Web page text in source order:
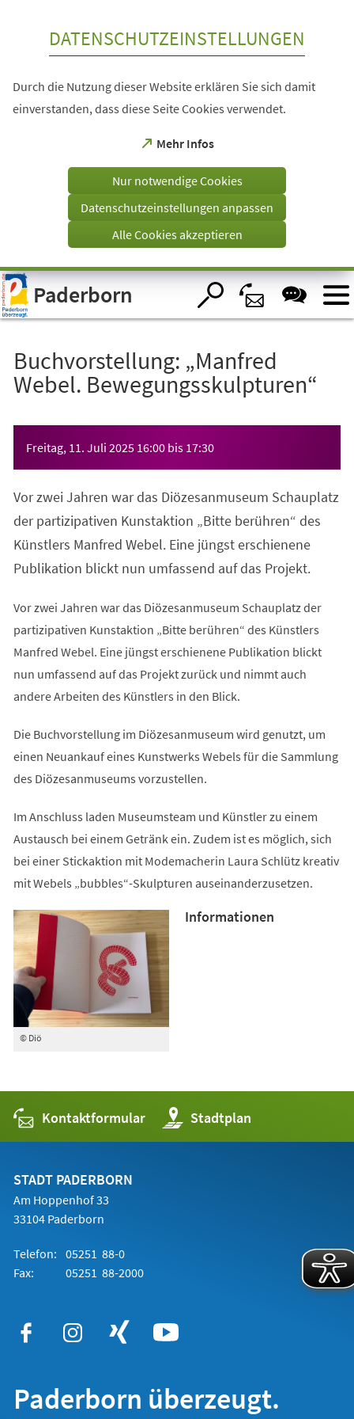
Visuelle
Assistenzsoftware
öffnen.
DATENSCHUTZEINSTELLUNGEN
Durch die Nutzung dieser Website erklären Sie sich damit
einverstanden, dass diese Seite Cookies verwendet.
Mehr Infos
(Öffnet
einem
Tab)
Nur notwendige Cookies
Datenschutzeinstellungen anpassen
Alle Cookies akzeptieren
Paderborn
Buchvorstellung: „Manfred
Webel. Bewegungsskulpturen“
Freitag, 11. Juli 2025 16:00 bis 17:30
Vor zwei Jahren war das Diözesanmuseum Schauplatz
der partizipativen Kunstaktion „Bitte berühren“ des
Künstlers Manfred Webel. Eine jüngst erschienene
Publikation blickt nun umfassend auf das Projekt.
Vor zwei Jahren war das Diözesanmuseum Schauplatz der
partizipativen Kunstaktion „Bitte berühren“ des Künstlers
Manfred Webel. Eine jüngst erschienene Publikation blickt
nun umfassend auf das Projekt zurück und nimmt auch
andere Arbeiten des Künstlers in den Blick.
Die Buchvorstellung im Diözesanmuseum wird genutzt, um
einen Neuankauf eines Kunstwerks Webels für die Sammlung
des Diözesanmuseums vorzustellen.
Im Anschluss laden Museumsteam und Künstler zu einem
Austausch bei einem Getränk ein. Zudem ist es möglich, sich
bei einer Stickaktion mit Modemacherin Laura Schlütz kreativ
mit Webels „bubbles“-Skulpturen auseinanderzusetzen.
© Diö
Informationen
Kontaktformular Stadtplan
(Öffnet
in
einem
STADT PADERBORN
Am Hoppenhof 33
33104 Paderborn
Telefon: 05251 88-0
Fax:
05251 88-2000
Paderborn überzeugt.